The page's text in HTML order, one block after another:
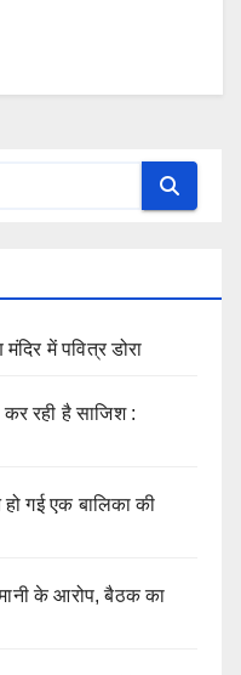
में पवित्र डोरा
कर रही है साजिश :
गई एक बालिका की
के आरोप, बैठक का